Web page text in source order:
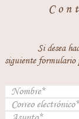
Si desea
siguiente formulario